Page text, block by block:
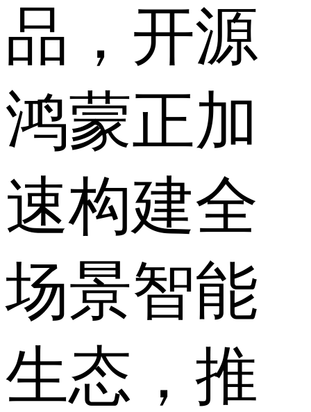
品，开源
鸿蒙正加
速构建全
场景智能
生态，推